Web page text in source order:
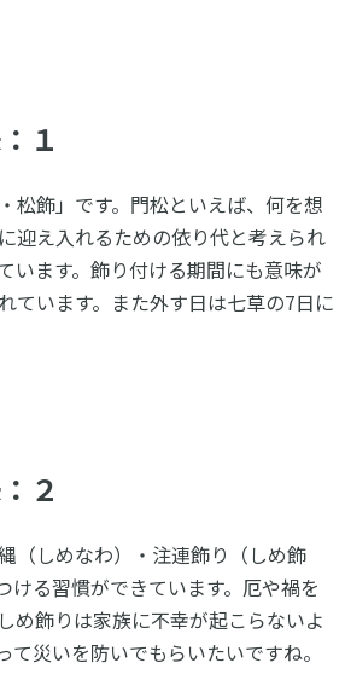
１
松飾」です。門松といえば、何を想
迎え入れるための依り代と考えられ
います。飾り付ける期間にも意味が
ています。また外す日は七草の7日に
２
（しめなわ）・注連飾り（しめ飾
ける習慣ができています。厄や禍を
め飾りは家族に不幸が起こらないよ
災いを防いでもらいたいですね。